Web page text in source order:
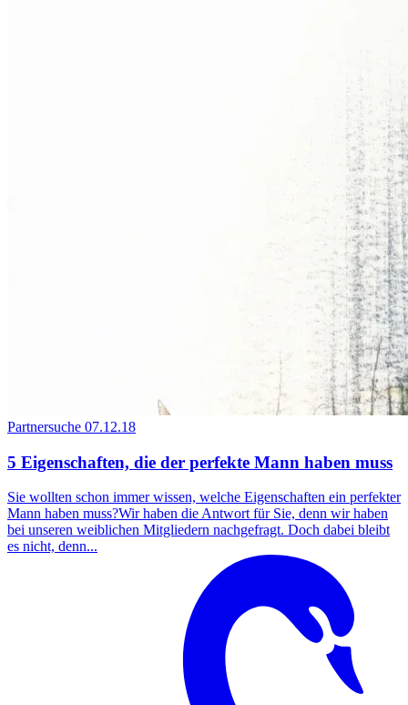
Partnersuche 07.12.18
5 Eigenschaften, die der perfekte Mann haben muss
Sie wollten schon immer wissen, welche Eigenschaften ein perfekter
Mann haben muss?Wir haben die Antwort für Sie, denn wir haben
bei unseren weiblichen Mitgliedern nachgefragt. Doch dabei bleibt
es nicht, denn...